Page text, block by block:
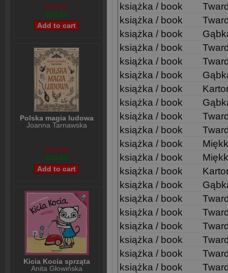
$31,21
$24,07
Polska magia ludowa
Joanna Tarnawska
$31,89
$25,08
Kicia Kocia sprząta
Anita Głowińska
książka / book
książka / book
książka / book
książka / book
książka / book
książka / book
książka / book
książka / book
książka / book
książka / book
książka / book
książka / book
książka / book
książka / book
książka / book
książka / book
książka / book
książka / book
książka / book
książka / book